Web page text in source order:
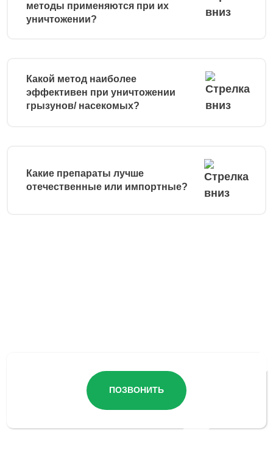
методы применяются при их
уничтожении?
Какой метод наиболее
эффективен при уничтожении
грызунов/ насекомых?
Какие препараты лучше
отечественные или импортные?
ПОЗВОНИТЬ